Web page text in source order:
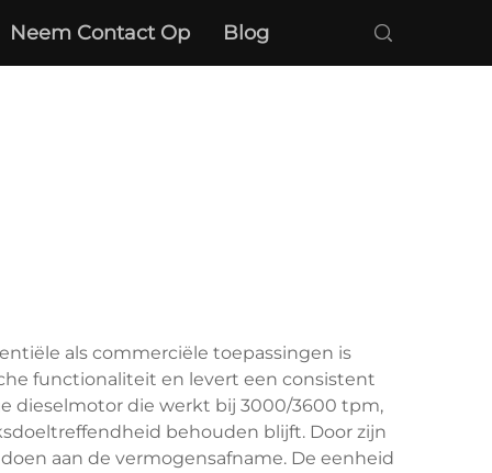
Neem Contact Op Blog
als commerciële toepassingen is
functionaliteit en levert een consistent
dieselmotor die werkt bij 3000/3600 tpm,
behouden blijft. Door zijn
aan de vermogensafname. De eenheid